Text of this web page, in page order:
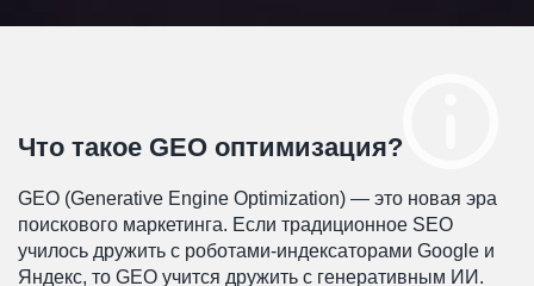
Что такое GEO оптимизация?
GEO (Generative Engine Optimization) — это новая эра
поискового маркетинга. Если традиционное SEO
училось дружить с роботами-индексаторами Google и
Яндекс, то GEO учится дружить с генеративным ИИ.